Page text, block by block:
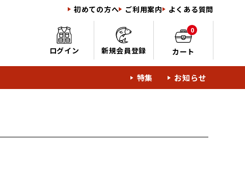
初めての方へ ご利用案内 よくある質問
ログイン 新規会員登録
0
カート
特集 お知らせ